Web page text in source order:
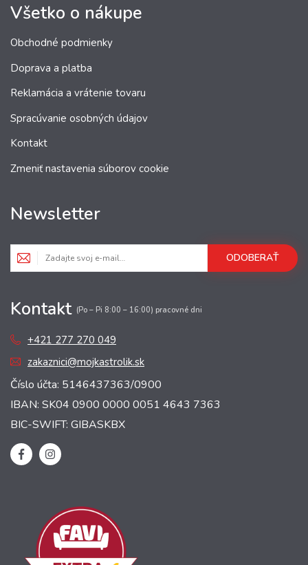
Všetko o nákupe
Obchodné podmienky
Doprava a platba
Reklamácia a vrátenie tovaru
Spracúvanie osobných údajov
Kontakt
Zmeniť nastavenia súborov cookie
Newsletter
ODOBERAŤ
Kontakt (Po – Pi 8:00 – 16:00) pracovné dni
+421 277 270 049
zakaznici@mojkastrolik.sk
Číslo účta: 5146437363/0900
IBAN: SK04 0900 0000 0051 4643 7363
BIC-SWIFT: GIBASKBX